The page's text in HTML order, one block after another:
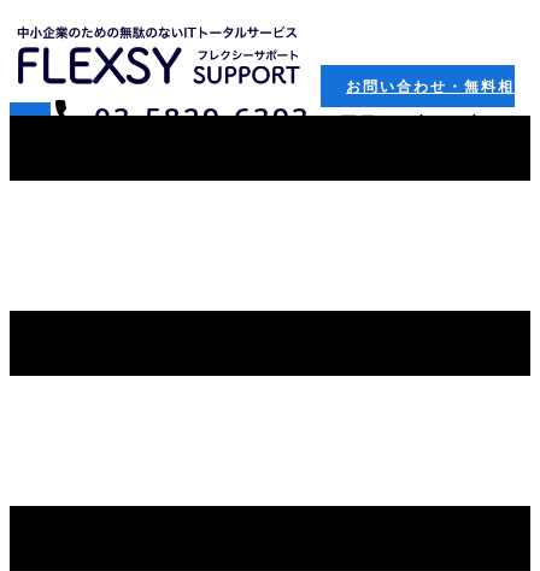
お問い合わせ・無料相
​03-5829-6393（平日：9時-18時）